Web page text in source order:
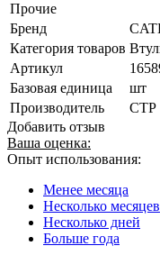
Прочие
Бренд
Категория товаров
Артикул
Базовая единица
шт
Производитель
CTP
Добавить отзыв
Ваша оценка:
Опыт использования:
Менее месяца
Несколько месяцев
Несколько дней
Больше года